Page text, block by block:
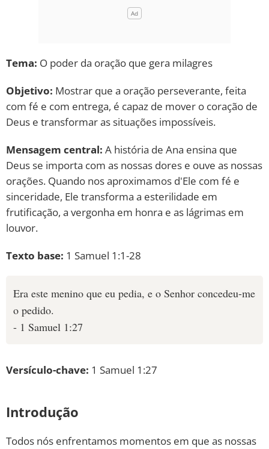
Tema: O poder da oração que gera milagres
Objetivo: Mostrar que a oração perseverante, feita
com fé e com entrega, é capaz de mover o coração de
Deus e transformar as situações impossíveis.
Mensagem central: A história de Ana ensina que
Deus se importa com as nossas dores e ouve as nossas
orações. Quando nos aproximamos d'Ele com fé e
sinceridade, Ele transforma a esterilidade em
frutificação, a vergonha em honra e as lágrimas em
louvor.
Texto base: 1 Samuel 1:1-28
Era este menino que eu pedia, e o Senhor concedeu-me
o pedido.
- 1 Samuel 1:27
Versículo-chave: 1 Samuel 1:27
Introdução
Todos nós enfrentamos momentos em que as nossas